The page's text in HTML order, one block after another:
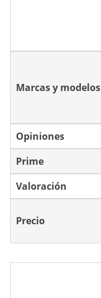
Marcas y modelos
Opiniones
Prime
Valoración
Precio